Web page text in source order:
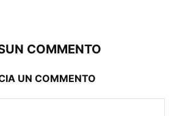
COMMENTO
UN COMMENTO